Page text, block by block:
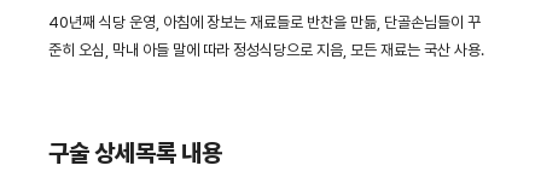
40년째 식당 운영, 아침에 장보는 재료들로 반찬을 만듦, 단골손님들이 꾸
준히 오심, 막내 아들 말에 따라 정성식당으로 지음, 모든 재료는 국산 사용.
구술 상세목록 내용